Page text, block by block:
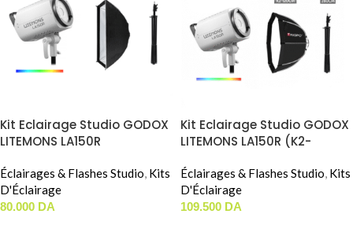
Kit Eclairage Studio GODOX
LITEMONS LA150R
Éclairages & Flashes Studio, Kits
D'Éclairage
80.000 DA
Kit Eclairage Studio GODOX
LITEMONS LA150R (K2-
Éclairages & Flashes Studio, Kits
D'Éclairage
109.500 DA